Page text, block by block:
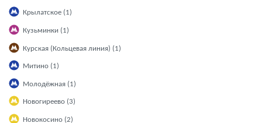
Крылатское (1)
Кузьминки (1)
Курская (Кольцевая линия) (1)
Митино (1)
Молодёжная (1)
Новогиреево (3)
Новокосино (2)